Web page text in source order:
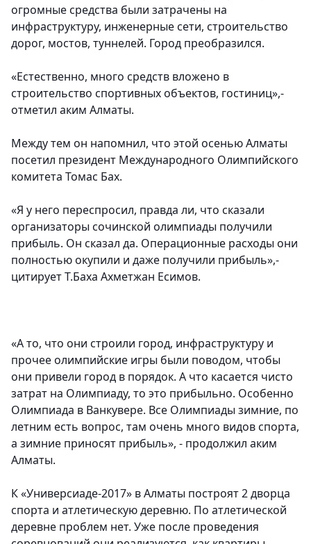
огромные средства были затрачены на
инфраструктуру, инженерные сети, строительство
дорог, мостов, туннелей. Город преобразился.
«Естественно, много средств вложено в
строительство спортивных объектов, гостиниц»,-
отметил аким Алматы.
Между тем он напомнил, что этой осенью Алматы
посетил президент Международного Олимпийского
комитета Томас Бах.
«Я у него переспросил, правда ли, что сказали
организаторы сочинской олимпиады получили
прибыль. Он сказал да. Операционные расходы они
полностью окупили и даже получили прибыль»,-
цитирует Т.Баха Ахметжан Есимов.
«А то, что они строили город, инфраструктуру и
прочее олимпийские игры были поводом, чтобы
они привели город в порядок. А что касается чисто
затрат на Олимпиаду, то это прибыльно. Особенно
Олимпиада в Ванкувере. Все Олимпиады зимние, по
летним есть вопрос, там очень много видов спорта,
а зимние приносят прибыль», - продолжил аким
Алматы.
К «Универсиаде-2017» в Алматы построят 2 дворца
спорта и атлетическую деревню. По атлетической
деревне проблем нет. Уже после проведения